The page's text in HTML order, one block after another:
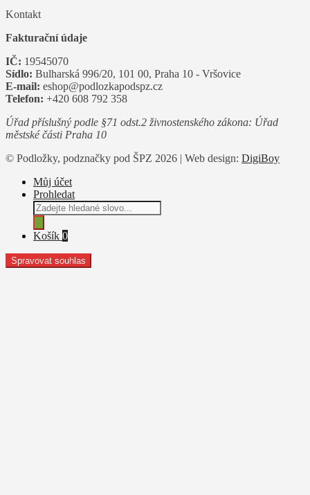
Kontakt
Fakturační údaje
IČ: 19545070
Sídlo: Bulharská 996/20, 101 00, Praha 10 - Vršovice
E-mail: eshop@podlozkapodspz.cz
Telefon: +420 608 792 358
Úřad příslušný podle §71 odst.2 živnostenského zákona: Úřad
městské části Praha 10
© Podložky, podznačky pod ŠPZ 2026 | Web design: DigiBoy
Můj účet
Prohledat
Products
search
Košík 0
Spravovat souhlas